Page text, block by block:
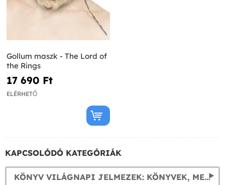
Gollum maszk - The Lord of
the Rings
17 690 Ft‎
ELÉRHETŐ
KAPCSOLÓDÓ KATEGÓRIÁK
KÖNYV VILÁGNAPI JELMEZEK: KÖNYVEK, MESÉK ÉS KÉPREGÉNYEK SZEREPLŐI